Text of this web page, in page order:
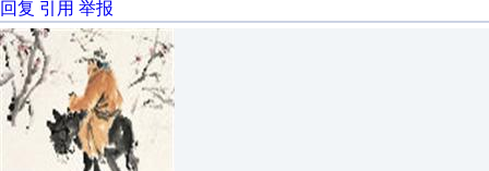
回复 引用 举报